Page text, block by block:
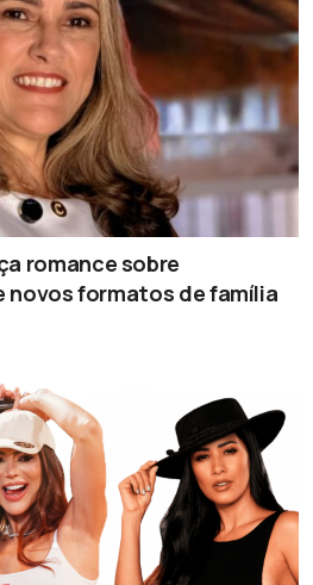
romance sobre
formatos de família